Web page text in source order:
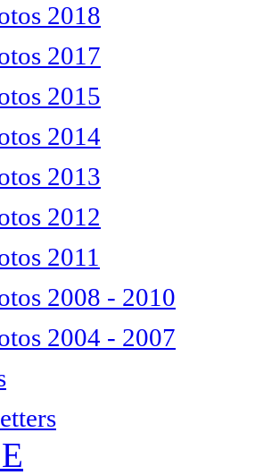
2018
2017
2015
2014
2013
2012
2011
2008 - 2010
2004 - 2007